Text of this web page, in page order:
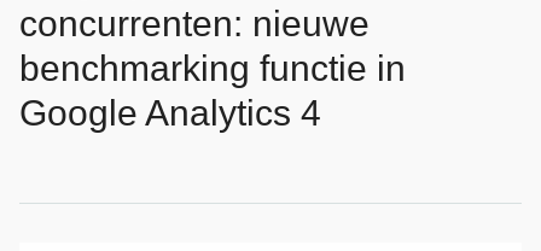
concurrenten: nieuwe
benchmarking functie in
Google Analytics 4